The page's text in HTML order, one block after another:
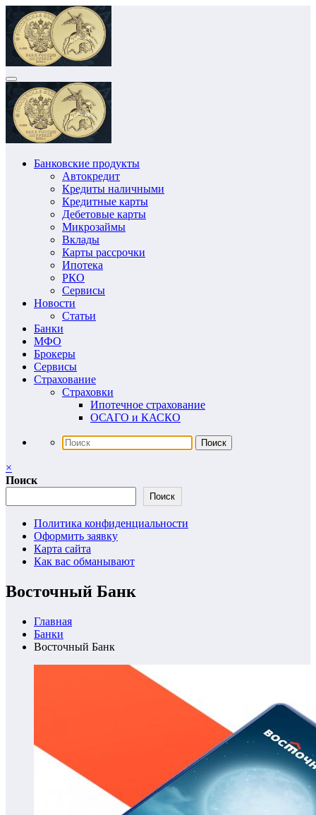
Перейти
содержимому
Банковские продукты
Автокредит
Кредиты наличными
Кредитные карты
Дебетовые карты
Микрозаймы
Вклады
Карты рассрочки
Ипотека
РКО
Сервисы
Новости
Статьи
Банки
МФО
Брокеры
Сервисы
Страхование
Страховки
Ипотечное страхование
ОСАГО и КАСКО
×
Поиск
Поиск
Политика конфиденциальности
Оформить заявку
Карта сайта
Как вас обманывают
Восточный Банк
Главная
Банки
Восточный Банк